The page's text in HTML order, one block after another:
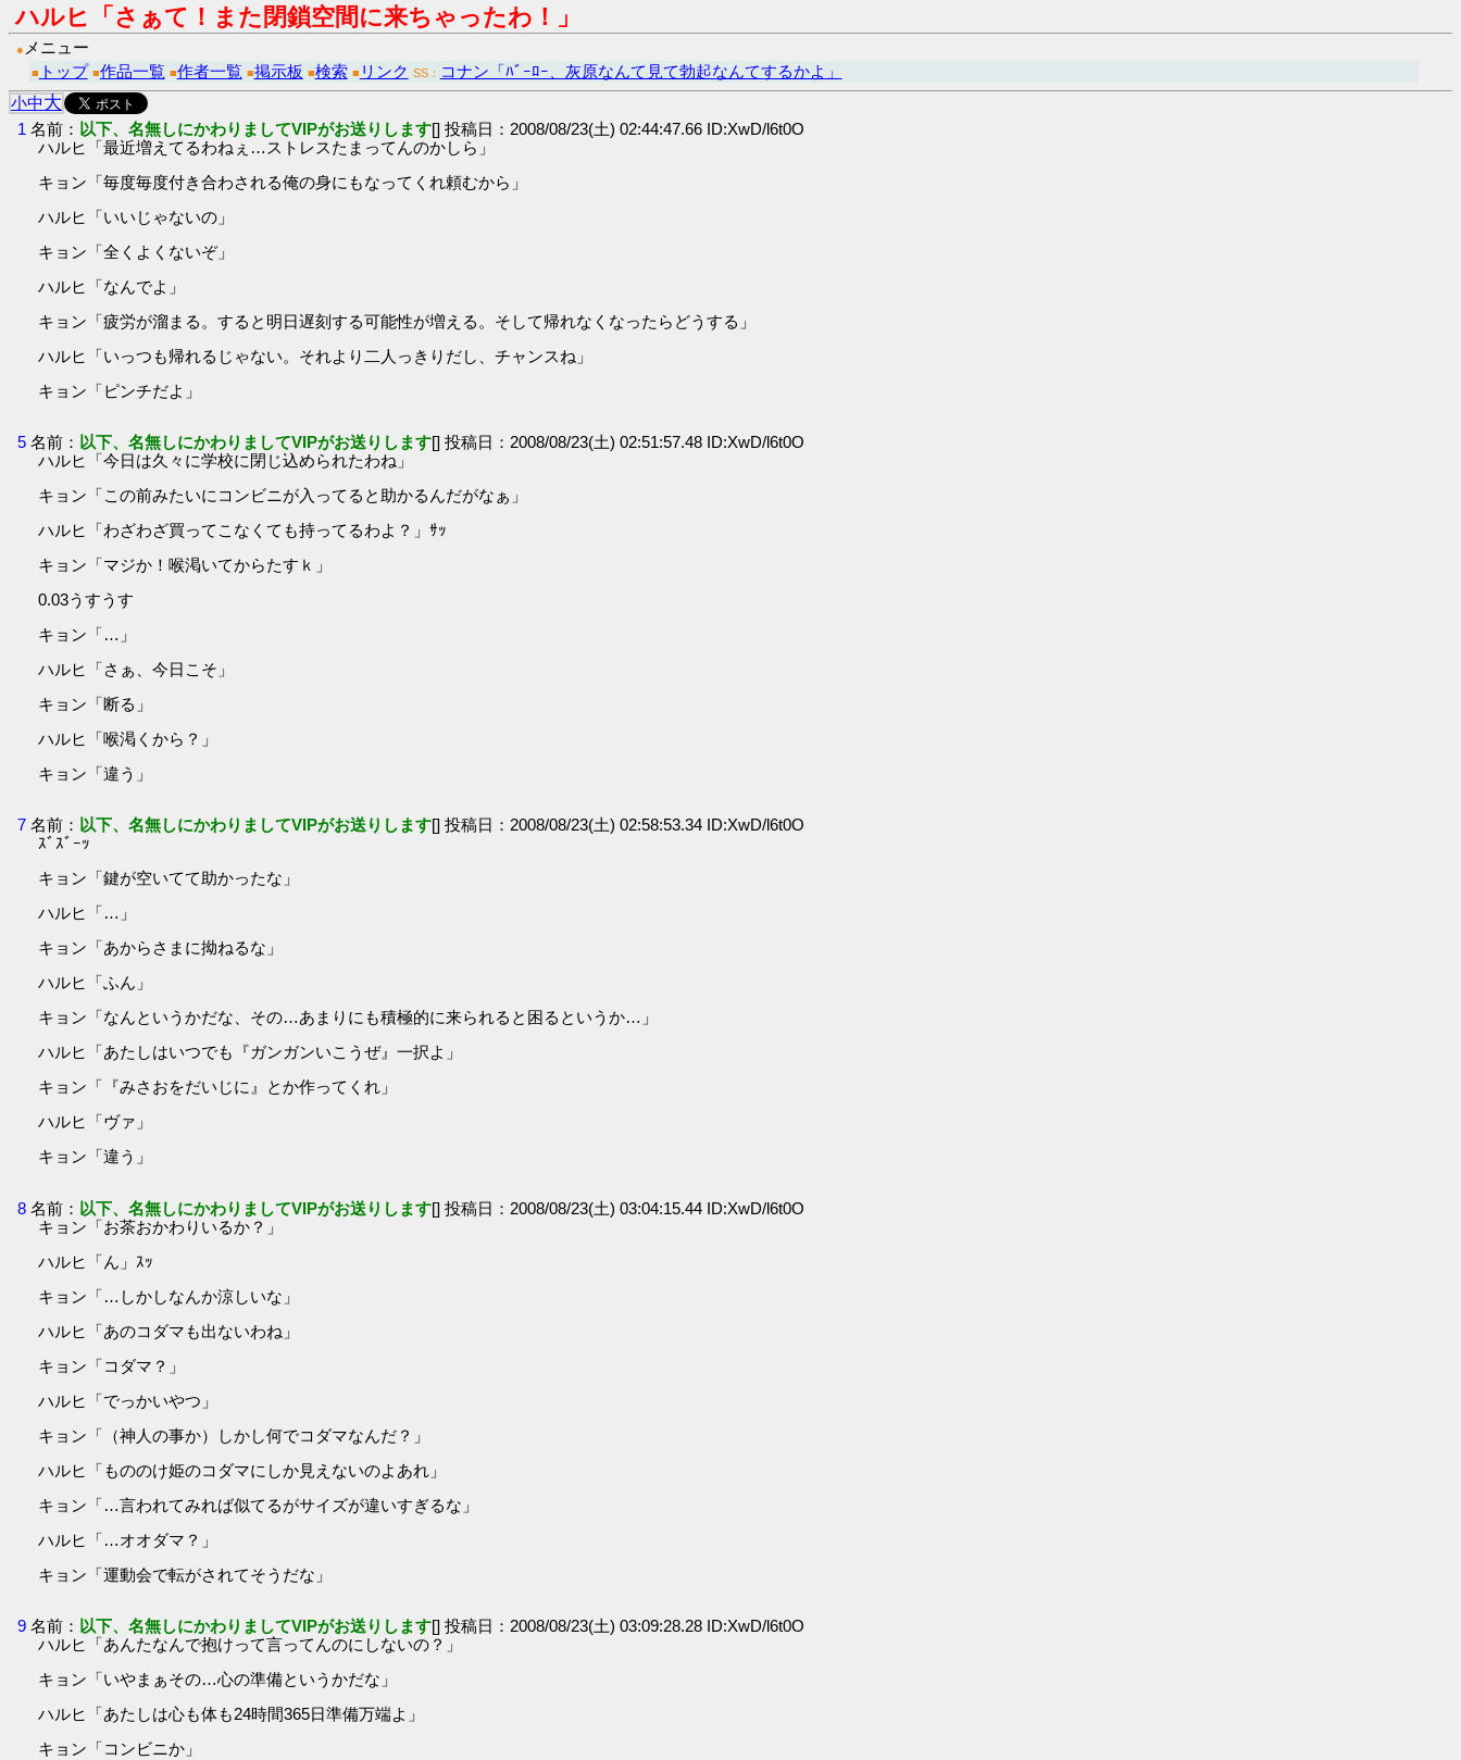
ハルヒ「さぁて！また閉鎖空間に来ちゃったわ！」
● メニュー
■ トップ ■作品一覧 ■作者一覧 ■掲示板 ■検索 ■ リンク SS： コナン「ﾊﾞｰﾛｰ、灰原なんて見て勃起なんてするかよ」
小中大
1 名前： 以下、名無しにかわりましてVIPがお送りします[] 投稿日：2008/08/23(土) 02:44:47.66 ID:XwD/l6t0O
ハルヒ「最近増えてるわねぇ…ストレスたまってんのかしら」
キョン「毎度毎度付き合わされる俺の身にもなってくれ頼むから」
ハルヒ「いいじゃないの」
キョン「全くよくないぞ」
ハルヒ「なんでよ」
キョン「疲労が溜まる。すると明日遅刻する可能性が増える。そして帰れなくなったらどうする」
ハルヒ「いっつも帰れるじゃない。それより二人っきりだし、チャンスね」
キョン「ピンチだよ」
5 名前： 以下、名無しにかわりましてVIPがお送りします[] 投稿日：2008/08/23(土) 02:51:57.48 ID:XwD/l6t0O
ハルヒ「今日は久々に学校に閉じ込められたわね」
キョン「この前みたいにコンビニが入ってると助かるんだがなぁ」
ハルヒ「わざわざ買ってこなくても持ってるわよ？」ｻｯ
キョン「マジか！喉渇いてからたすｋ」
0.03うすうす
キョン「…」
ハルヒ「さぁ、今日こそ」
キョン「断る」
ハルヒ「喉渇くから？」
キョン「違う」
7 名前： 以下、名無しにかわりましてVIPがお送りします[] 投稿日：2008/08/23(土) 02:58:53.34 ID:XwD/l6t0O
ｽﾞｽﾞｰｯ
キョン「鍵が空いてて助かったな」
ハルヒ「…」
キョン「あからさまに拗ねるな」
ハルヒ「ふん」
キョン「なんというかだな、その…あまりにも積極的に来られると困るというか…」
ハルヒ「あたしはいつでも『ガンガンいこうぜ』一択よ」
キョン「『みさおをだいじに』とか作ってくれ」
ハルヒ「ヴァ」
キョン「違う」
8 名前： 以下、名無しにかわりましてVIPがお送りします[] 投稿日：2008/08/23(土) 03:04:15.44 ID:XwD/l6t0O
キョン「お茶おかわりいるか？」
ハルヒ「ん」ｽｯ
キョン「…しかしなんか涼しいな」
ハルヒ「あのコダマも出ないわね」
キョン「コダマ？」
ハルヒ「でっかいやつ」
キョン「（神人の事か）しかし何でコダマなんだ？」
ハルヒ「もののけ姫のコダマにしか見えないのよあれ」
キョン「…言われてみれば似てるがサイズが違いすぎるな」
ハルヒ「…オオダマ？」
キョン「運動会で転がされてそうだな」
9 名前： 以下、名無しにかわりましてVIPがお送りします[] 投稿日：2008/08/23(土) 03:09:28.28 ID:XwD/l6t0O
ハルヒ「あんたなんで抱けって言ってんのにしないの？」
キョン「いやまぁその…心の準備というかだな」
ハルヒ「あたしは心も体も24時間365日準備万端よ」
キョン「コンビニか」